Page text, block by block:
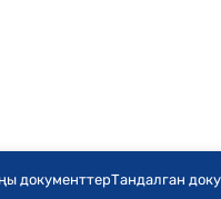
документтерТандалган